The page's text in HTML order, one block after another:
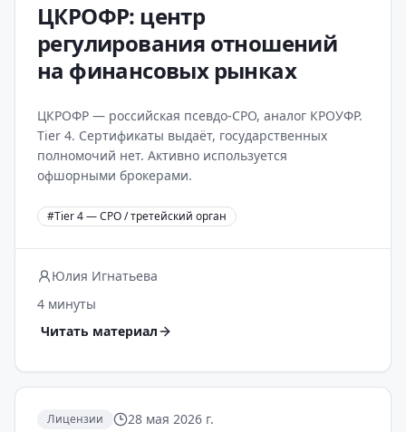
ЦКРОФР: центр
регулирования отношений
на финансовых рынках
ЦКРОФР — российская псевдо-СРО, аналог КРОУФР.
Tier 4. Сертификаты выдаёт, государственных
полномочий нет. Активно используется
офшорными брокерами.
#Tier 4 — СРО / третейский орган
Юлия Игнатьева
4 минуты
Читать материал
Лицензии 28 мая 2026 г.